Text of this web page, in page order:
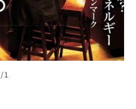
/1